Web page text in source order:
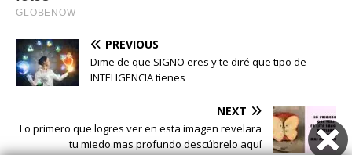
PREVIOUS
Dime de que SIGNO eres y te diré que tipo de
INTELIGENCIA tienes
NEXT
Lo primero que logres ver en esta imagen revelara
tu miedo mas profundo descúbrelo aquí